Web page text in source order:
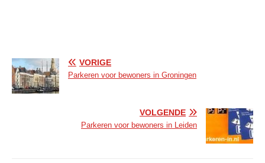
VORIGE
Parkeren voor bewoners in Groningen
VOLGENDE
Parkeren voor bewoners in Leiden